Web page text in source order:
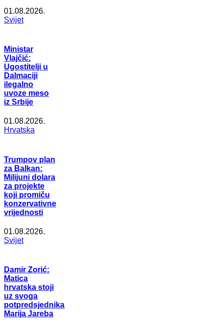
01.08.2026.
Svijet
Ministar
Vlajčić:
Ugostitelji u
Dalmaciji
ilegalno
uvoze meso
iz Srbije
01.08.2026.
Hrvatska
Trumpov plan
za Balkan:
Milijuni dolara
za projekte
koji promiču
konzervativne
vrijednosti
01.08.2026.
Svijet
Damir Zorić:
Matica
hrvatska stoji
uz svoga
potpredsjednika
Marija Jareba